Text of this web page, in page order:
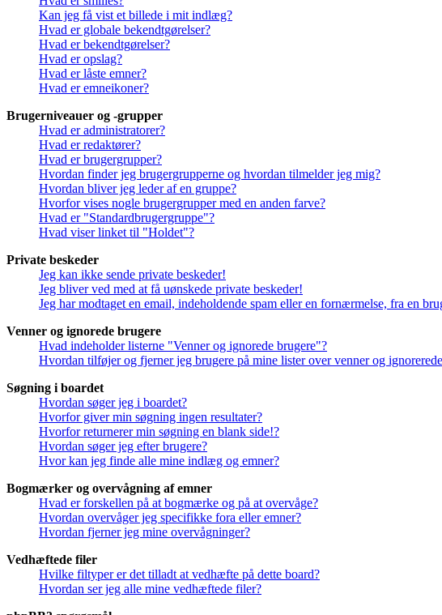
Kan jeg få vist et billede i mit indlæg?
Hvad er globale bekendtgørelser?
Hvad er bekendtgørelser?
Hvad er opslag?
Hvad er låste emner?
Hvad er emneikoner?
Brugerniveauer og -grupper
Hvad er administratorer?
Hvad er redaktører?
Hvad er brugergrupper?
Hvordan finder jeg brugergrupperne og hvordan tilmelder jeg mig?
Hvordan bliver jeg leder af en gruppe?
Hvorfor vises nogle brugergrupper med en anden farve?
Hvad er "Standardbrugergruppe"?
Hvad viser linket til "Holdet"?
Private beskeder
Jeg kan ikke sende private beskeder!
Jeg bliver ved med at få uønskede private beskeder!
Jeg har modtaget en email, indeholdende spam eller en fornærmelse, fra en
Venner og ignorede brugere
Hvad indeholder listerne "Venner og ignorede brugere"?
Hvordan tilføjer og fjerner jeg brugere på mine lister over venner og
Søgning i boardet
Hvordan søger jeg i boardet?
Hvorfor giver min søgning ingen resultater?
Hvorfor returnerer min søgning en blank side!?
Hvordan søger jeg efter brugere?
Hvor kan jeg finde alle mine indlæg og emner?
Bogmærker og overvågning af emner
Hvad er forskellen på at bogmærke og på at overvåge?
Hvordan overvåger jeg specifikke fora eller emner?
Hvordan fjerner jeg mine overvågninger?
Vedhæftede filer
Hvilke filtyper er det tilladt at vedhæfte på dette board?
Hvordan ser jeg alle mine vedhæftede filer?